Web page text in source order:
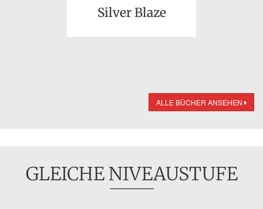
Silver Blaze
ALLE BÜCHER ANSEHEN
GLEICHE NIVEAUSTUFE